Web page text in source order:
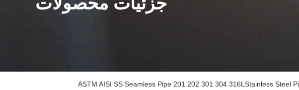
ASTM AISI SS Seamless Pipe 201 202 301 304 316LStainless Steel